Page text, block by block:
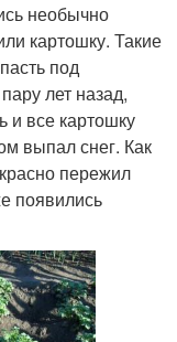
необычно
картошку. Такие
под
лет назад,
и все картошку
выпал снег. Как
пережил
появились